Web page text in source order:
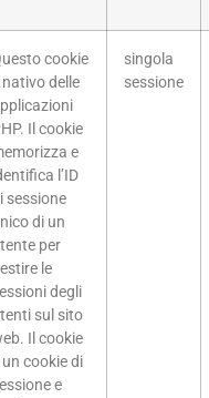
cookie
nativo delle
Il cookie
e
l’ID
sessione
di un
per
le
degli
sul sito
Il cookie
un cookie di
e
singola
sessione